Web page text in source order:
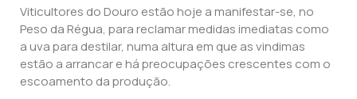
Viticultores do Douro estão hoje a manifestar-se, no
Peso da Régua, para reclamar medidas imediatas como
a uva para destilar, numa altura em que as vindimas
estão a arrancar e há preocupações crescentes com o
escoamento da produção.